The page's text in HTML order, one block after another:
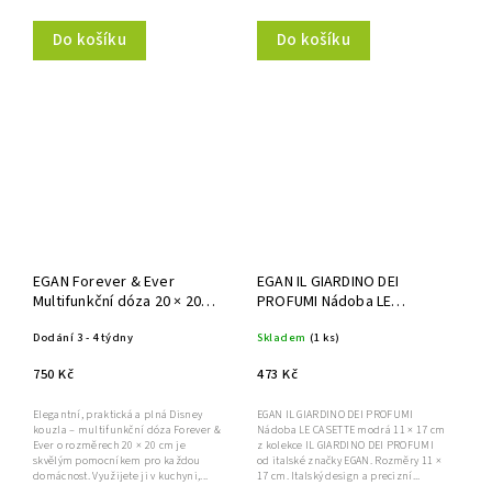
Do košíku Do košíku
EGAN Forever & Ever
Multifunkční dóza 20 × 20
Dodání 3 - 4 týdny
750 Kč
Elegantní, praktická a plná Disney
kouzla – multifunkční dóza Forever &
Ever o rozměrech 20 × 20 cm je
skvělým pomocníkem pro každou
domácnost. Využijete ji v kuchyni,...
EGAN IL GIARDINO DEI
PROFUMI Nádoba LE
Skladem (1 ks)
473 Kč
EGAN IL GIARDINO DEI PROFUMI
Nádoba LE CASETTE modrá 11 × 17 cm
z kolekce IL GIARDINO DEI PROFUMI
od italské značky EGAN. Rozměry 11 ×
17 cm. Italský design a precizní...